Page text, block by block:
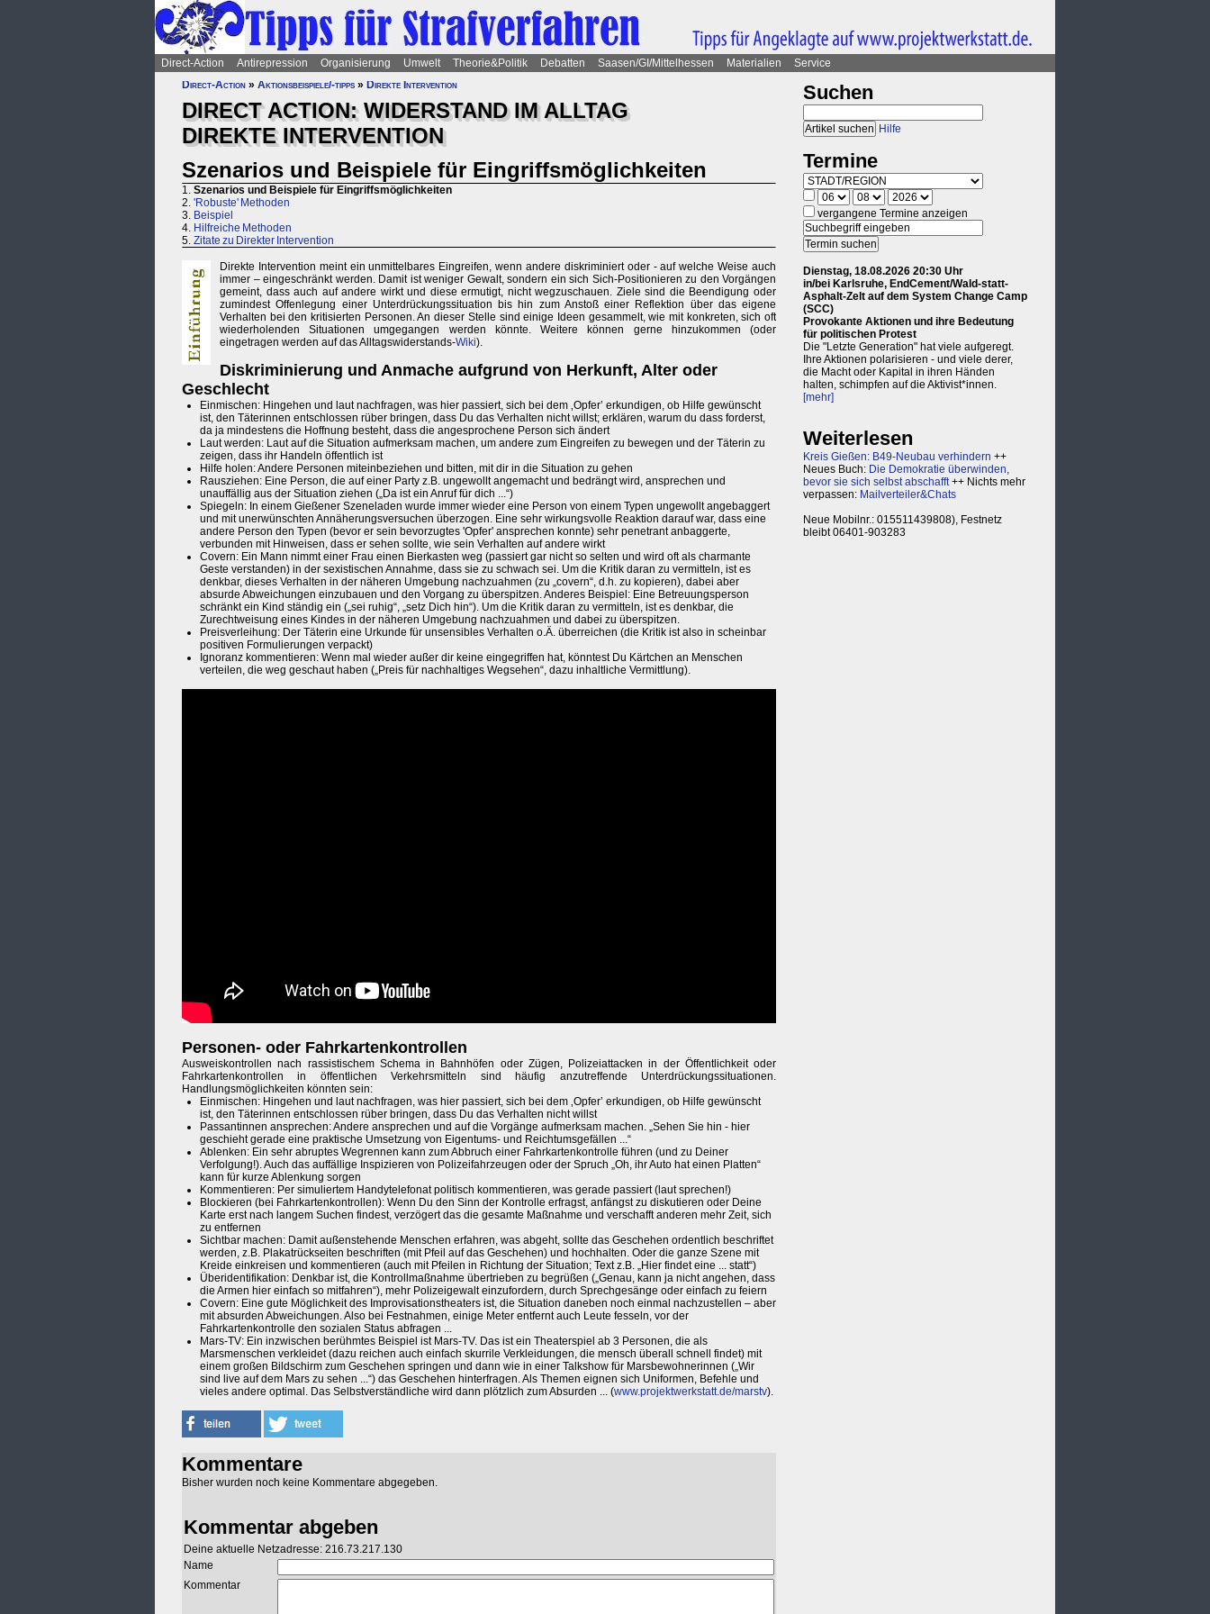
Direct-Action Antirepression Organisierung Umwelt Theorie&Politik Debatten Saasen/GI/Mittelhessen Materialien
Service
Direct-Action » Aktionsbeispiele/-tipps » Direkte Intervention
DIRECT ACTION: WIDERSTAND IM ALLTAG
DIREKTE INTERVENTION
Szenarios und Beispiele für Eingriffsmöglichkeiten
1. Szenarios und Beispiele für Eingriffsmöglichkeiten
2. 'Robuste' Methoden
3. Beispiel
4. Hilfreiche Methoden
5. Zitate zu Direkter Intervention
Direkte Intervention meint ein unmittelbares Eingreifen, wenn andere diskriminiert oder - auf welche Weise auch
immer – eingeschränkt werden. Damit ist weniger Gewalt, sondern ein sich Sich-Positionieren zu den Vorgängen
gemeint, dass auch auf andere wirkt und diese ermutigt, nicht wegzuschauen. Ziele sind die Beendigung oder
zumindest Offenlegung einer Unterdrückungssituation bis hin zum Anstoß einer Reflektion über das eigene
Verhalten bei den kritisierten Personen. An dieser Stelle sind einige Ideen gesammelt, wie mit konkreten, sich oft
wiederholenden Situationen umgegangen werden könnte. Weitere können gerne hinzukommen (oder
eingetragen werden auf das Alltagswiderstands-Wiki).
Diskriminierung und Anmache aufgrund von Herkunft, Alter oder
Geschlecht
Einmischen: Hingehen und laut nachfragen, was hier passiert, sich bei dem ‚Opfer’ erkundigen, ob Hilfe gewünscht
ist, den Täterinnen entschlossen rüber bringen, dass Du das Verhalten nicht willst; erklären, warum du dass forderst,
da ja mindestens die Hoffnung besteht, dass die angesprochene Person sich ändert
Laut werden: Laut auf die Situation aufmerksam machen, um andere zum Eingreifen zu bewegen und der Täterin zu
zeigen, dass ihr Handeln öffentlich ist
Hilfe holen: Andere Personen miteinbeziehen und bitten, mit dir in die Situation zu gehen
Rausziehen: Eine Person, die auf einer Party z.B. ungewollt angemacht und bedrängt wird, ansprechen und
unauffällig aus der Situation ziehen („Da ist ein Anruf für dich ...“)
Spiegeln: In einem Gießener Szeneladen wurde immer wieder eine Person von einem Typen ungewollt angebaggert
und mit unerwünschten Annäherungsversuchen überzogen. Eine sehr wirkungsvolle Reaktion darauf war, dass eine
andere Person den Typen (bevor er sein bevorzugtes 'Opfer' ansprechen konnte) sehr penetrant anbaggerte,
verbunden mit Hinweisen, dass er sehen sollte, wie sein Verhalten auf andere wirkt
Covern: Ein Mann nimmt einer Frau einen Bierkasten weg (passiert gar nicht so selten und wird oft als charmante
Geste verstanden) in der sexistischen Annahme, dass sie zu schwach sei. Um die Kritik daran zu vermitteln, ist es
denkbar, dieses Verhalten in der näheren Umgebung nachzuahmen (zu „covern“, d.h. zu kopieren), dabei aber
absurde Abweichungen einzubauen und den Vorgang zu überspitzen. Anderes Beispiel: Eine Betreuungsperson
schränkt ein Kind ständig ein („sei ruhig“, „setz Dich hin“). Um die Kritik daran zu vermitteln, ist es denkbar, die
Zurechtweisung eines Kindes in der näheren Umgebung nachzuahmen und dabei zu überspitzen.
Preisverleihung: Der Täterin eine Urkunde für unsensibles Verhalten o.Ä. überreichen (die Kritik ist also in scheinbar
positiven Formulierungen verpackt)
Ignoranz kommentieren: Wenn mal wieder außer dir keine eingegriffen hat, könntest Du Kärtchen an Menschen
verteilen, die weg geschaut haben („Preis für nachhaltiges Wegsehen“, dazu inhaltliche Vermittlung).
Personen- oder Fahrkartenkontrollen
Ausweiskontrollen nach rassistischem Schema in Bahnhöfen oder Zügen, Polizeiattacken in der Öffentlichkeit oder
Fahrkartenkontrollen in öffentlichen Verkehrsmitteln sind häufig anzutreffende Unterdrückungssituationen.
Handlungsmöglichkeiten könnten sein:
Einmischen: Hingehen und laut nachfragen, was hier passiert, sich bei dem ‚Opfer’ erkundigen, ob Hilfe gewünscht
ist, den Täterinnen entschlossen rüber bringen, dass Du das Verhalten nicht willst
Passantinnen ansprechen: Andere ansprechen und auf die Vorgänge aufmerksam machen. „Sehen Sie hin - hier
geschieht gerade eine praktische Umsetzung von Eigentums- und Reichtumsgefällen ...“
Ablenken: Ein sehr abruptes Wegrennen kann zum Abbruch einer Fahrkartenkontrolle führen (und zu Deiner
Verfolgung!). Auch das auffällige Inspizieren von Polizeifahrzeugen oder der Spruch „Oh, ihr Auto hat einen Platten“
kann für kurze Ablenkung sorgen
Kommentieren: Per simuliertem Handytelefonat politisch kommentieren, was gerade passiert (laut sprechen!)
Blockieren (bei Fahrkartenkontrollen): Wenn Du den Sinn der Kontrolle erfragst, anfängst zu diskutieren oder Deine
Karte erst nach langem Suchen findest, verzögert das die gesamte Maßnahme und verschafft anderen mehr Zeit, sich
zu entfernen
Sichtbar machen: Damit außenstehende Menschen erfahren, was abgeht, sollte das Geschehen ordentlich beschriftet
werden, z.B. Plakatrückseiten beschriften (mit Pfeil auf das Geschehen) und hochhalten. Oder die ganze Szene mit
Kreide einkreisen und kommentieren (auch mit Pfeilen in Richtung der Situation; Text z.B. „Hier findet eine ... statt“)
Überidentifikation: Denkbar ist, die Kontrollmaßnahme übertrieben zu begrüßen („Genau, kann ja nicht angehen, dass
die Armen hier einfach so mitfahren“), mehr Polizeigewalt einzufordern, durch Sprechgesänge oder einfach zu feiern
Covern: Eine gute Möglichkeit des Improvisationstheaters ist, die Situation daneben noch einmal nachzustellen – aber
mit absurden Abweichungen. Also bei Festnahmen, einige Meter entfernt auch Leute fesseln, vor der
Fahrkartenkontrolle den sozialen Status abfragen ...
Mars-TV: Ein inzwischen berühmtes Beispiel ist Mars-TV. Das ist ein Theaterspiel ab 3 Personen, die als
Marsmenschen verkleidet (dazu reichen auch einfach skurrile Verkleidungen, die mensch überall schnell findet) mit
einem großen Bildschirm zum Geschehen springen und dann wie in einer Talkshow für Marsbewohnerinnen („Wir
sind live auf dem Mars zu sehen ...“) das Geschehen hinterfragen. Als Themen eignen sich Uniformen, Befehle und
vieles andere optimal. Das Selbstverständliche wird dann plötzlich zum Absurden ... (www.projektwerkstatt.de/marstv).
Kommentare
Bisher wurden noch keine Kommentare abgegeben.
Kommentar abgeben
Deine aktuelle Netzadresse: 216.73.217.130
Name
Kommentar
Suchen
Hilfe
Termine
vergangene Termine anzeigen
Dienstag, 18.08.2026 20:30 Uhr
in/bei Karlsruhe, EndCement/Wald-statt-
Asphalt-Zelt auf dem System Change Camp
(SCC)
Provokante Aktionen und ihre Bedeutung
für politischen Protest
Die "Letzte Generation" hat viele aufgeregt.
Ihre Aktionen polarisieren - und viele derer,
die Macht oder Kapital in ihren Händen
halten, schimpfen auf die Aktivist*innen.
[mehr]
Weiterlesen
Kreis Gießen: B49-Neubau verhindern ++
Neues Buch: Die Demokratie überwinden,
bevor sie sich selbst abschafft++ Nichts mehr
verpassen: Mailverteiler&Chats
Neue Mobilnr.: 015511439808), Festnetz
bleibt 06401-903283